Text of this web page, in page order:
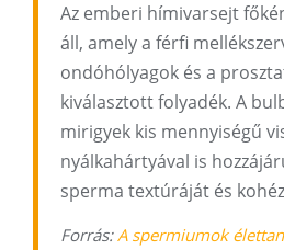
Az emberi hímivarsejt
áll, amely a férfi
ondóhólyagok és a
kiválasztott folyadék. A
mirigyek kis mennyiségű
nyálkahártyával is
sperma textúráját és
Forrás:A spermiumok